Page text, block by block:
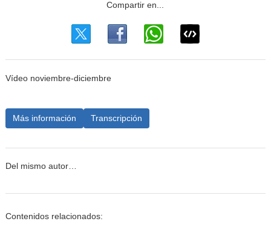
Vídeo noviembre-diciembre
Más información Transcripción
Del mismo autor…
Contenidos relacionados: